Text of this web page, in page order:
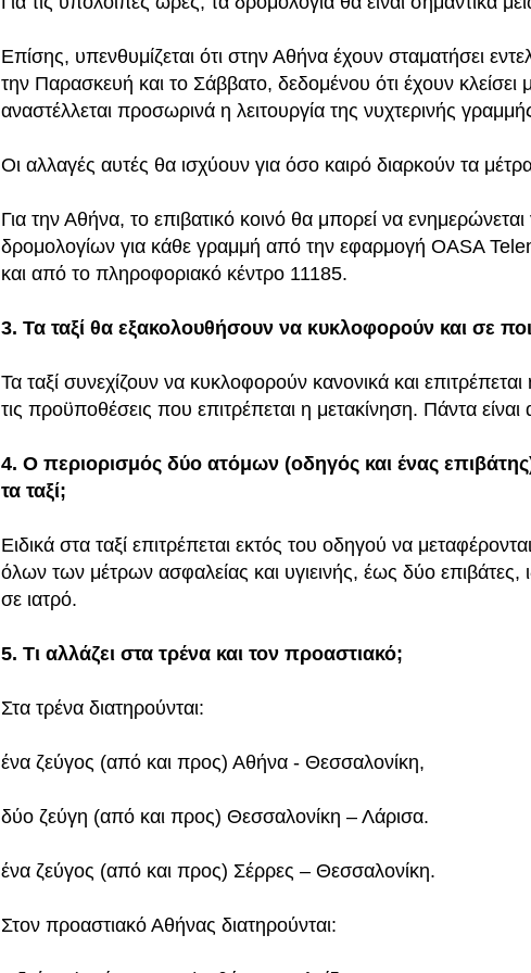
Επίσης, υπενθυμίζεται ότι στην Αθήνα έχουν σταματήσει
την Παρασκευή και το Σάββατο, δεδομένου ότι έχουν
αναστέλλεται προσωρινά η λειτουργία της νυχτερινής
Οι αλλαγές αυτές θα ισχύουν για όσο καιρό διαρκούν τα
Για την Αθήνα, το επιβατικό κοινό θα μπορεί να
δρομολογίων για κάθε γραμμή από την εφαρμογή OASA
και από το πληροφοριακό κέντρο 11185.
3. Τα ταξί θα εξακολουθήσουν να κυκλοφορούν και σε
Τα ταξί συνεχίζουν να κυκλοφορούν κανονικά και
τις προϋποθέσεις που επιτρέπεται η μετακίνηση. Πάντα
4. Ο περιορισμός δύο ατόμων (οδηγός και ένας επιβάτης)
τα ταξί;
Ειδικά στα ταξί επιτρέπεται εκτός του οδηγού να
όλων των μέτρων ασφαλείας και υγιεινής, έως δύο
σε ιατρό.
5. Τι αλλάζει στα τρένα και τον προαστιακό;
Στα τρένα διατηρούνται:
ένα ζεύγος (από και προς) Αθήνα - Θεσσαλονίκη,
δύο ζεύγη (από και προς) Θεσσαλονίκη – Λάρισα.
ένα ζεύγος (από και προς) Σέρρες – Θεσσαλονίκη.
Στον προαστιακό Αθήνας διατηρούνται: